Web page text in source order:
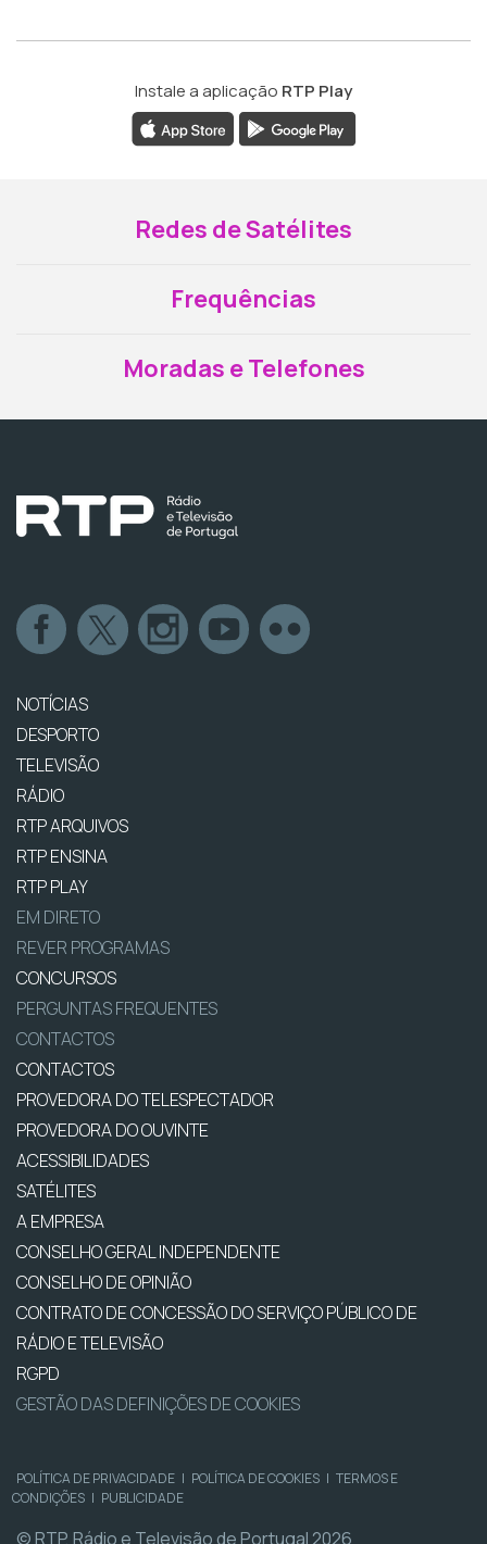
Instale a aplicação RTP Play
Redes de Satélites
Frequências
Moradas e Telefones
NOTÍCIAS
DESPORTO
TELEVISÃO
RÁDIO
RTP ARQUIVOS
RTP ENSINA
RTP PLAY
EM DIRETO
REVER PROGRAMAS
CONCURSOS
PERGUNTAS FREQUENTES
CONTACTOS
CONTACTOS
PROVEDORA DO TELESPECTADOR
PROVEDORA DO OUVINTE
ACESSIBILIDADES
SATÉLITES
A EMPRESA
CONSELHO GERAL INDEPENDENTE
CONSELHO DE OPINIÃO
CONTRATO DE CONCESSÃO DO SERVIÇO PÚBLICO DE
RÁDIO E TELEVISÃO
RGPD
GESTÃO DAS DEFINIÇÕES DE COOKIES
POLÍTICA DE PRIVACIDADE | POLÍTICA DE COOKIES | TERMOS E
CONDIÇÕES | PUBLICIDADE
© RTP, Rádio e Televisão de Portugal 2026